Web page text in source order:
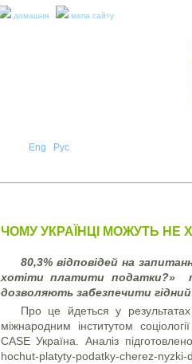
домашня мапа сайту
Eng Рус
ЧОМУ УКРАЇНЦІ МОЖУТЬ НЕ
80,3% відповідей на
хотіти платити податки?»
дозволяють забезпечити
Про це йдеться у
міжнародним інститутом
CASE Україна. Аналіз
hochut-platyty-podatky-cherez-